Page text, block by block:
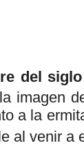
del
imagen
a la
al venir a